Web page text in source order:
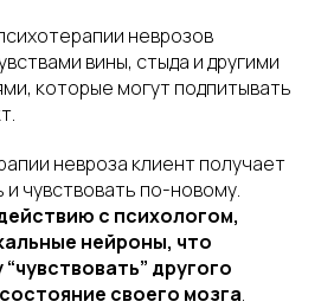
неврозов
вины, стыда и другими
которые могут подпитывать
невроза клиент получает
чувствовать по-новому.
с психологом,
нейроны, что
другого
своего мозга.